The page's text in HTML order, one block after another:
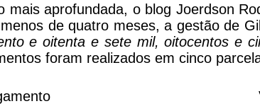
mais aprofundada, o blog Joerdson
de quatro meses, a gestão de
e oitenta e sete mil, oitocentos e
foram realizados em cinco